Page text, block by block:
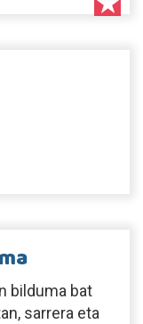
bilduma bat
sarrera eta